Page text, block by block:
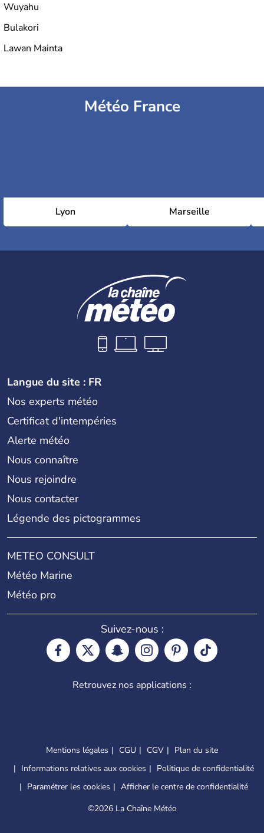
Wuyahu
Bulakori
Lawan Mainta
Météo France
Lyon Marseille
Langue du site : FR
Nos experts météo
Certificat d'intempéries
Alerte météo
Nous connaître
Nous rejoindre
Nous contacter
Légende des pictogrammes
METEO CONSULT
Météo Marine
Météo pro
Suivez-nous :
Retrouvez nos applications :
Mentions légales CGU CGV
Plan du site
Informations relatives aux cookies
Politique de confidentialité
Paramétrer les cookies
Afficher le centre de confidentialité
©2026 La Chaîne Météo